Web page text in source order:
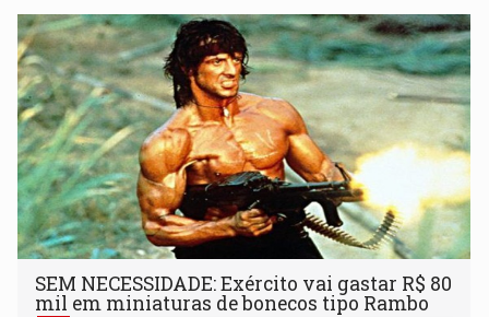
SEM NECESSIDADE: Exército vai gastar R$ 80
mil em miniaturas de bonecos tipo Rambo